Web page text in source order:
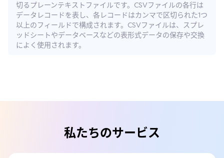
切るプレーンテキストファイルです。CSVファイルの各行は
データレコードを表し、各レコードはカンマで区切られた1つ
以上のフィールドで構成されます。CSVファイルは、スプレ
ッドシートやデータベースなどの表形式データの保存や交換
によく使用されます。
私たちのサービス